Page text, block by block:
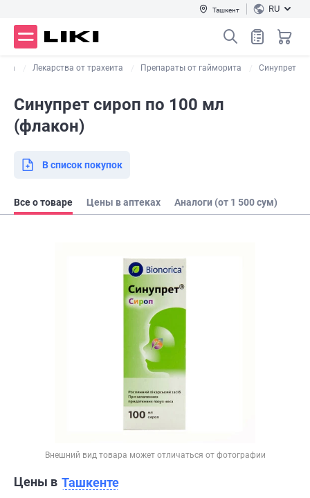
Ташкент RU
Лекарства от трахеита Препараты от гайморита Синупрет
Синупрет сироп по 100 мл
(флакон)
В список покупок
Все о товаре Цены в аптеках Аналоги (от 1 500 сум)
Внешний вид товара может отличаться от фотографии
Цены в Ташкенте